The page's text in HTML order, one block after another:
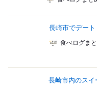
長崎市でデー
食べログま
長崎市内のス